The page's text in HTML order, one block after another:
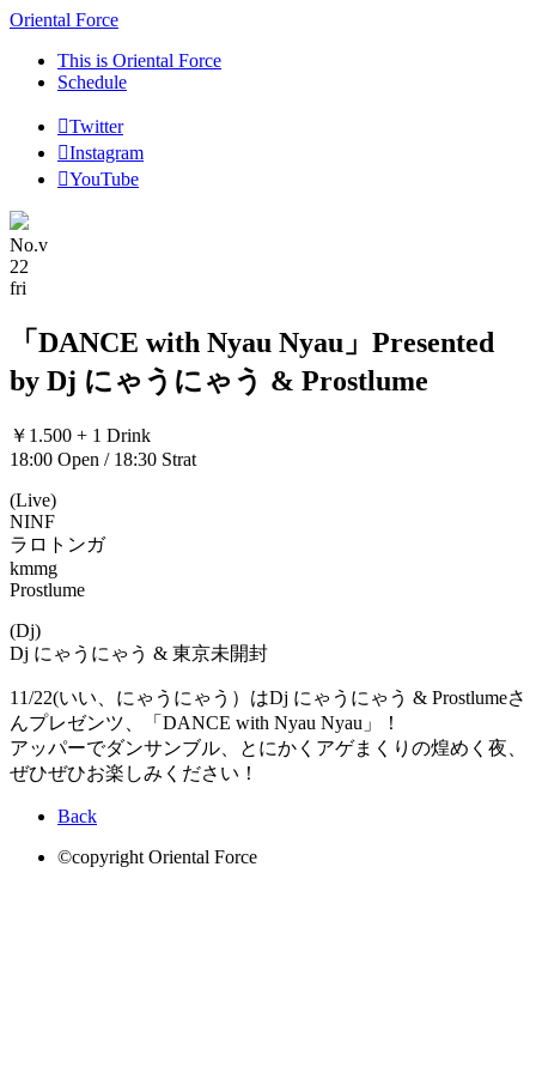
Oriental Force
This is Oriental Force
Schedule
Twitter
Instagram
YouTube
No.v
22
fri
「DANCE with Nyau Nyau」Presented
by Dj にゃうにゃう & Prostlume
￥1.500 + 1 Drink
18:00 Open / 18:30 Strat
(Live)
NINF
ラロトンガ
kmmg
Prostlume
(Dj)
Dj にゃうにゃう & 東京未開封
11/22(いい、にゃうにゃう）はDj にゃうにゃう & Prostlumeさ
んプレゼンツ、「DANCE with Nyau Nyau」！
アッパーでダンサンブル、とにかくアゲまくりの煌めく夜、
ぜひぜひお楽しみください！
Back
©copyright Oriental Force